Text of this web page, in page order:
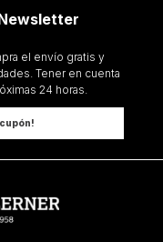
el envío gratis y
Tener en cuenta
24 horas.